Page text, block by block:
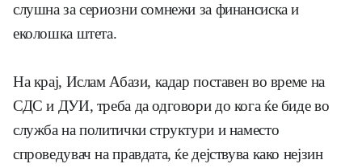
слушна за сериозни сомнежи за финансиска и
еколошка штета.
На крај, Ислам Абази, кадар поставен во време на
СДС и ДУИ, треба да одговори до кога ќе биде во
служба на политички структури и наместо
спроведувач на правдата, ќе дејствува како нејзин